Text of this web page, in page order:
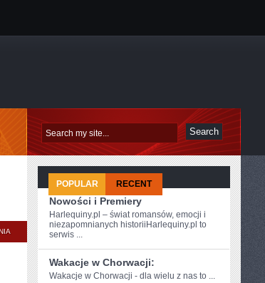
SPOSÓB
POPULAR RECENT
Nowości i Premiery
Harlequiny.pl – świat romansów, emocji i
niezapomnianych historiiHarlequiny.pl to
serwis ...
Wakacje w Chorwacji:
Wakacje‍ w ​Chorwacji - dla ⁢wielu z nas to ...